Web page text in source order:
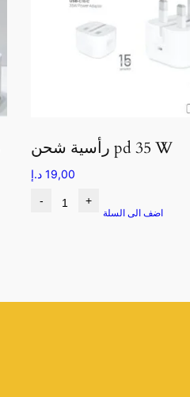
رأسية شحن pd 35 W
19,00 د.إ
- +
اضف الى السلة